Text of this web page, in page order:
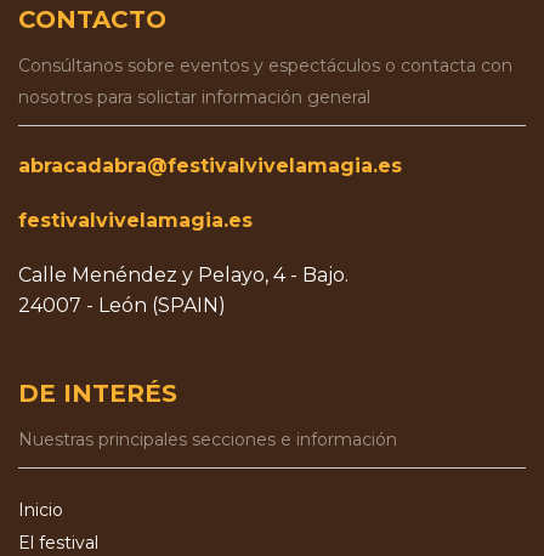
CONTACTO
Consúltanos sobre eventos y espectáculos o contacta con
nosotros para solictar información general
abracadabra@festivalvivelamagia.es
festivalvivelamagia.es
Calle Menéndez y Pelayo, 4 - Bajo.
24007 - León (SPAIN)
DE INTERÉS
Nuestras principales secciones e información
Inicio
El festival